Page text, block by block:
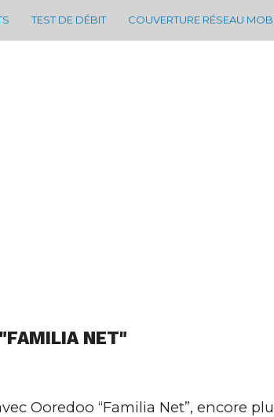
TEST DE DÉBIT COUVERTURE RÉSEAU
NET"
Ooredoo “Familia Net”, encore